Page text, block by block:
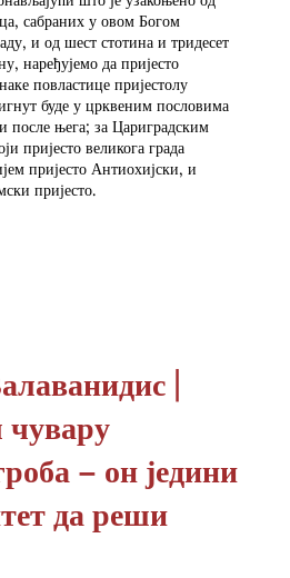
сабраних у овом Богом
и од шест стотина и тридесет
наређујемо да пријесто
повластице пријестолу
буде у црквеним пословима
после њега; за Цариградским
пријесто великога града
пријесто Антиохијски, и
пријесто.
|
чувару
– он једини
да реши